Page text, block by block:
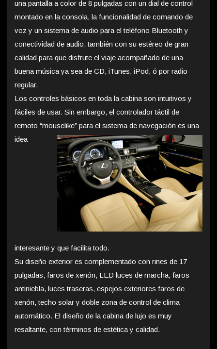
una pantalla a color de 8 pulgadas con un dial de control
montado en la consola, la funcionalidad de comando de
voz y un sistema de audio para el teléfono Bluetooth y
conectividad de audio, también con su estéreo de gran
calidad para que disfrute el viaje acompañado de una
buena música ya sea de CD, iTunes, iPod, ó por radio
regular.
Los controles básicos en toda la cabina son intuitivos y
fáciles de usar. Sin embargo, el controlador táctil de
remoto “mouselike” para el sistema de navegación es una
idea
interesante y que facilita todo.
Su diseño exterior es complementado con rines de 17
pulgadas, faros de xenón, LED luces de marcha, faros
antiniebla, luces traseras, espejos exteriores faros de
xenón, techo solar y doble zona de control de clima
automático. El diseño de la cabina de lujo es muy
resaltante, con términos de estética y calidad.